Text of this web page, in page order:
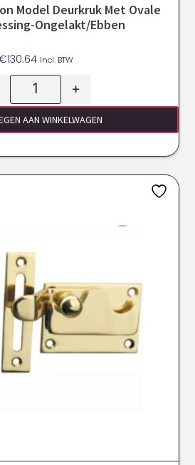
Model Deurkruk Met Ovale
Ongelakt/ebben
130.64 Incl. BTW
+
AAN WINKELWAGEN